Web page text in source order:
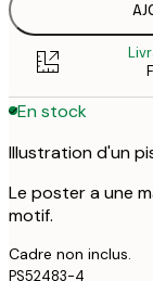
En stock
Illustration d'un
Le poster a une
motif.
Cadre non inclus.
PS52483-4